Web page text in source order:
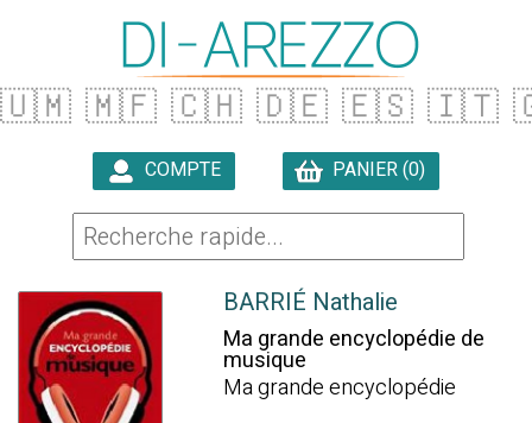
🇺🇲 🇲🇫 🇨🇭 🇩🇪 🇪🇸 🇮🇹
COMPTE PANIER (0)
BARRIÉ Nathalie
Ma grande encyclopédie de
musique
Ma grande encyclopédie